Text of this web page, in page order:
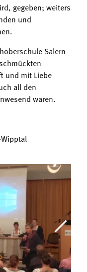
gegeben; weiters
und
Salern
und mit Liebe
all den
waren.